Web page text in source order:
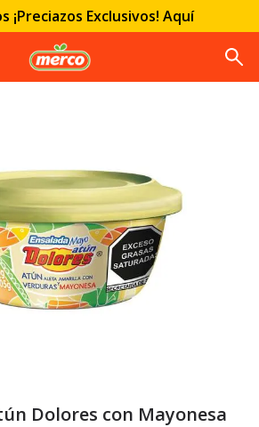
¡Preciazos Exclusivos! Aquí
Dolores con Mayonesa